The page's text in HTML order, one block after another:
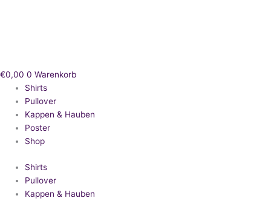
€0,00 0 Warenkorb
Shirts
Pullover
Kappen & Hauben
Poster
Shop
Shirts
Pullover
Kappen & Hauben